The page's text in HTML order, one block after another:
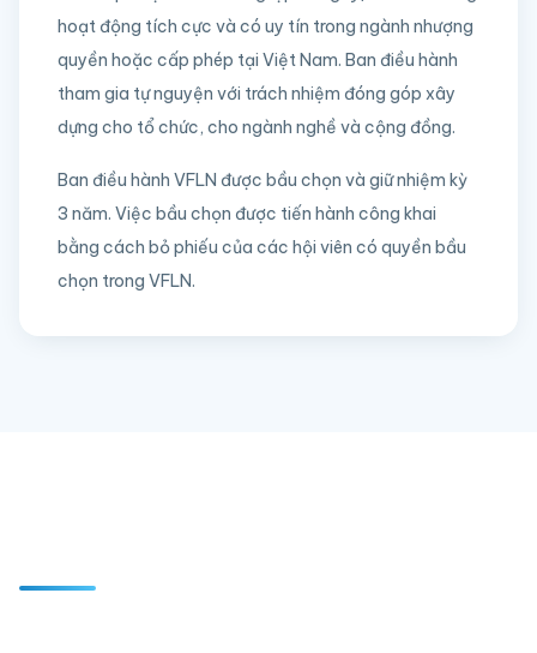
hoạt động tích cực và có uy tín trong ngành nhượng
quyền hoặc cấp phép tại Việt Nam. Ban điều hành
tham gia tự nguyện với trách nhiệm đóng góp xây
dựng cho tổ chức, cho ngành nghề và cộng đồng.
Ban điều hành VFLN được bầu chọn và giữ nhiệm kỳ
3 năm. Việc bầu chọn được tiến hành công khai
bằng cách bỏ phiếu của các hội viên có quyền bầu
chọn trong VFLN.